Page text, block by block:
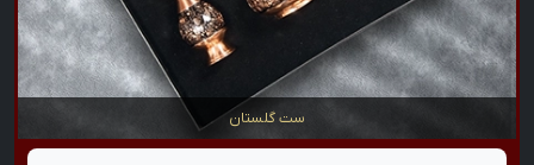
ست گلستان